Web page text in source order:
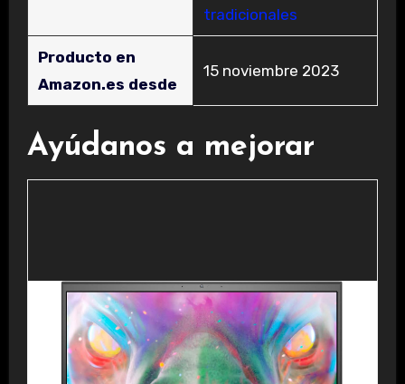
tradicionales
Producto en
Amazon.es desde
15 noviembre 2023
Ayúdanos a mejorar